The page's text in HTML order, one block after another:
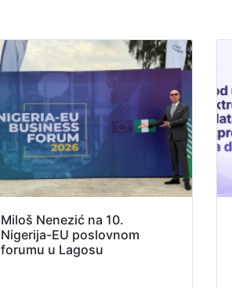
Miloš Nenezić na 10.
Nigerija-EU poslovnom
forumu u Lagosu